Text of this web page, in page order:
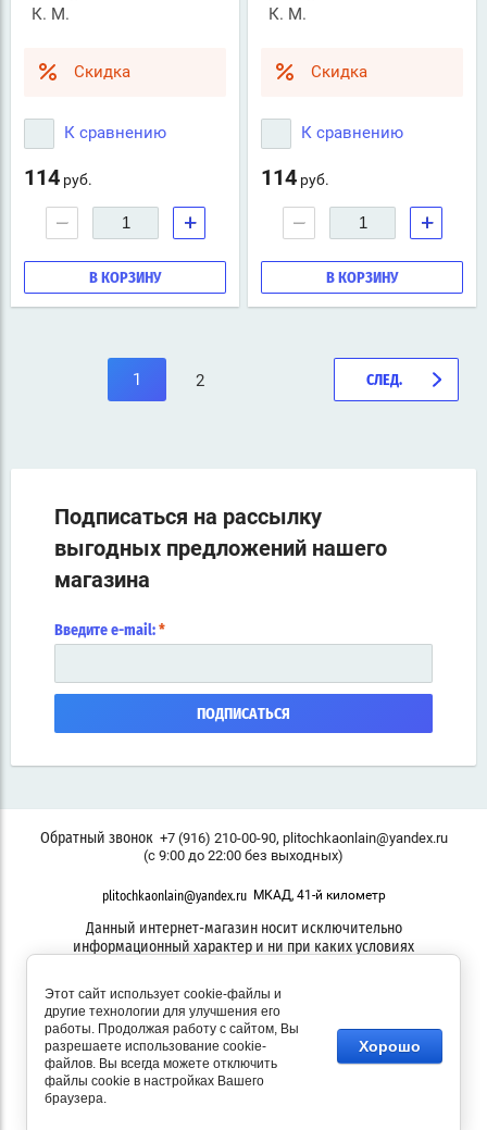
К. М.
Скидка
К сравнению
114 руб.
− +
В КОРЗИНУ
К. М.
Скидка
К сравнению
114 руб.
− +
В КОРЗИНУ
1 2 СЛЕД.
Подписаться на рассылку
выгодных предложений нашего
магазина
Введите e-mail: *
ПОДПИСАТЬСЯ
Обратный звонок +7 (916) 210-00-90, plitochkaonlain@yandex.ru
(с 9:00 до 22:00 без выходных)
plitochkaonlain@yandex.ru МКАД, 41-й километр
Данный интернет-магазин носит исключительно
информационный характер и ни при каких условиях
являются публичной офертой
© 2021 - 2026 ПЛИТОЧКА ОНЛАЙН
Этот сайт использует cookie-файлы и
другие технологии для улучшения его
работы. Продолжая работу с сайтом, Вы
разрешаете использование cookie-
файлов. Вы всегда можете отключить
файлы cookie в настройках Вашего
браузера.
Хорошо